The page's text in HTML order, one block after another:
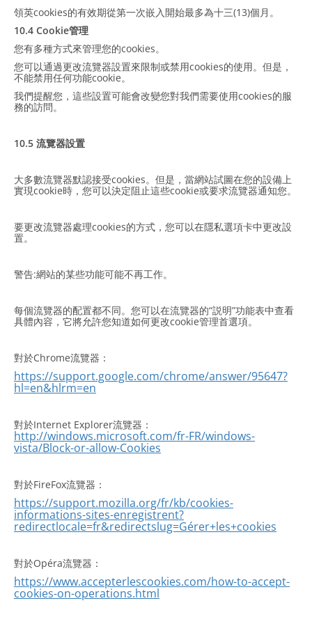
領英cookies的有效期從第一次嵌入開始最多為十三(13)個月。
10.4 Cookie管理
您有多種方式來管理您的cookies。
您可以通過更改流覽器設置來限制或禁用cookies的使用。但是，
不能禁用任何功能cookie。
我們提醒您，這些設置可能會改變您對我們需要使用cookies的服
務的訪問。
10.5 流覽器設置
大多數流覽器默認接受cookies。但是，當網站試圖在您的設備上
實現cookie時，您可以決定阻止這些cookie或要求流覽器通知您。
要更改流覽器處理cookies的方式，您可以在隱私選項卡中更改設
置。
警告:網站的某些功能可能不再工作。
每個流覽器的配置都不同。您可以在流覽器的“説明”功能表中查看
具體內容，它將允許您知道如何更改cookie管理首選項。
對於Chrome流覽器：
https://support.google.com/chrome/answer/95647?
hl=en&hlrm=en
對於Internet Explorer流覽器：
http://windows.microsoft.com/fr-FR/windows-
vista/Block-or-allow-Cookies
對於FireFox流覽器：
https://support.mozilla.org/fr/kb/cookies-
informations-sites-enregistrent?
redirectlocale=fr&redirectslug=Gérer+les+cookies
對於Opéra流覽器：
https://www.accepterlescookies.com/how-to-accept-
cookies-on-operations.html